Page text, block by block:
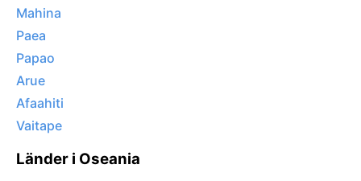
Mahina
Paea
Papao
Arue
Afaahiti
Vaitape
Länder i Oseania